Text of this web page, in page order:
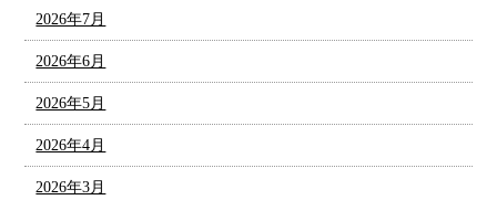
2026年7月
2026年6月
2026年5月
2026年4月
2026年3月